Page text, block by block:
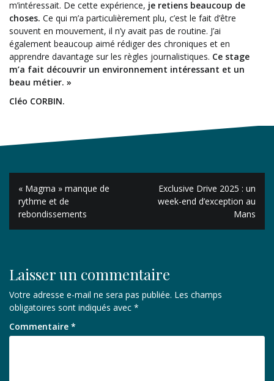
m’intéressait. De cette expérience, je retiens beaucoup de
choses. Ce qui m’a particulièrement plu, c’est le fait d’être
souvent en mouvement, il n’y avait pas de routine. J’ai
également beaucoup aimé rédiger des chroniques et en
apprendre davantage sur les règles journalistiques. Ce stage
m’a fait découvrir un environnement intéressant et un
beau métier. »
Cléo CORBIN.
Navigation
de
l’article
« Magma » manque de
rythme et de
rebondissements
Exclusive Drive 2025 : un
week-end d’exception au
Mans
Laisser un commentaire
Votre adresse e-mail ne sera pas publiée. Les champs
obligatoires sont indiqués avec *
Commentaire *